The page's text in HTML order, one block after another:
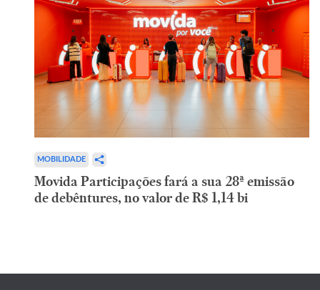
MOBILIDADE
Movida Participações fará a sua 28ª emissão
de debêntures, no valor de R$ 1,14 bi